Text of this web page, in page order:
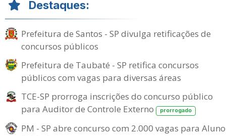
Destaques:
Prefeitura de Santos - SP divulga retificações de
concursos públicos
Prefeitura de Taubaté - SP retifica concursos
públicos com vagas para diversas áreas
TCE-SP prorroga inscrições do concurso público
para Auditor de Controle Externo
prorrogado
PM - SP abre concurso com 2.000 vagas para